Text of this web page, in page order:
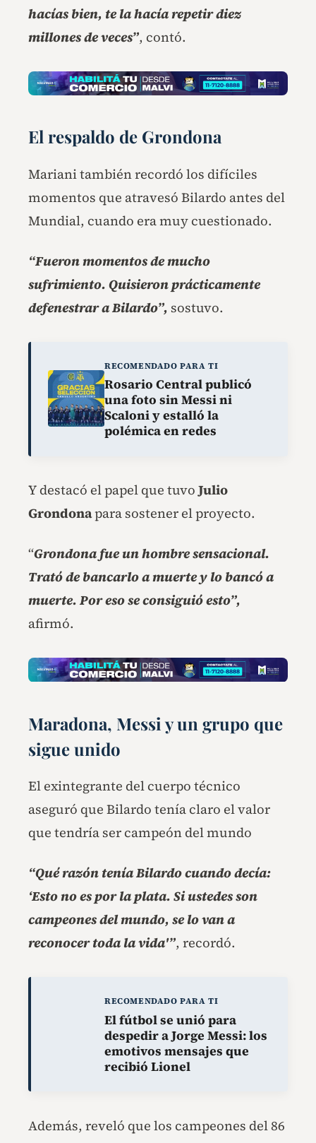
hacías bien, te la hacía repetir diez
millones de veces”, contó.
El respaldo de Grondona
Mariani también recordó los difíciles
momentos que atravesó Bilardo antes del
Mundial, cuando era muy cuestionado.
“Fueron momentos de mucho
sufrimiento. Quisieron prácticamente
defenestrar a Bilardo”, sostuvo.
RECOMENDADO PARA TI
Rosario Central publicó
una foto sin Messi ni
Scaloni y estalló la
polémica en redes
Y destacó el papel que tuvoJulio
Grondonapara sostener el proyecto.
“Grondona fue un hombre sensacional.
Trató de bancarlo a muerte y lo bancó a
muerte. Por eso se consiguió esto”,
afirmó.
Maradona, Messi y un grupo que
sigue unido
El exintegrante del cuerpo técnico
aseguró que Bilardo tenía claro el valor
que tendría ser campeón del mundo
“Qué razón tenía Bilardo cuando decía:
‘Esto no es por la plata. Si ustedes son
campeones del mundo, se lo van a
reconocer toda la vida'”, recordó.
RECOMENDADO PARA TI
El fútbol se unió para
despedir a Jorge Messi: los
emotivos mensajes que
recibió Lionel
Además, reveló que los campeones del 86